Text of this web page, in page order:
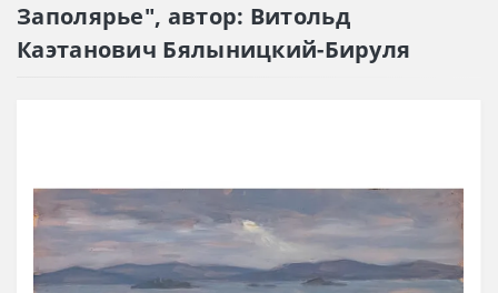
Заполярье", автор: Витольд
Каэтанович Бялыницкий-Бируля